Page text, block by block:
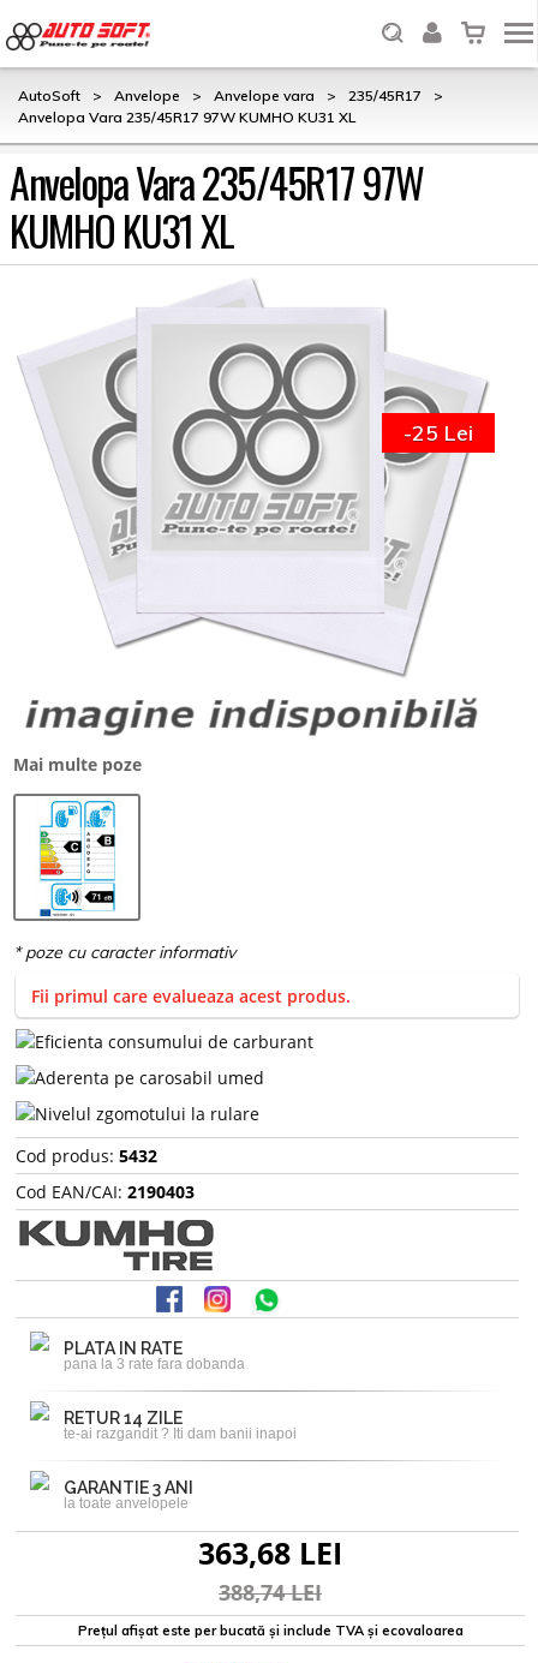
AutoSoft > Anvelope > Anvelope vara > 235/45R17
>
Anvelopa Vara 235/45R17 97W KUMHO KU31 XL
Anvelopa Vara 235/45R17 97W
KUMHO KU31 XL
Mai multe poze
-25 Lei
Fii primul care evalueaza acest produs.
Cod produs: 5432
Cod EAN/CAI: 2190403
PLATA IN RATE
pana la 3 rate fara dobanda
RETUR 14 ZILE
te-ai razgandit ? Iti dam banii inapoi
GARANTIE 3 ANI
la toate anvelopele
363,68 LEI
388,74 LEI
Prețul afișat este per bucată și include TVA și ecovaloarea